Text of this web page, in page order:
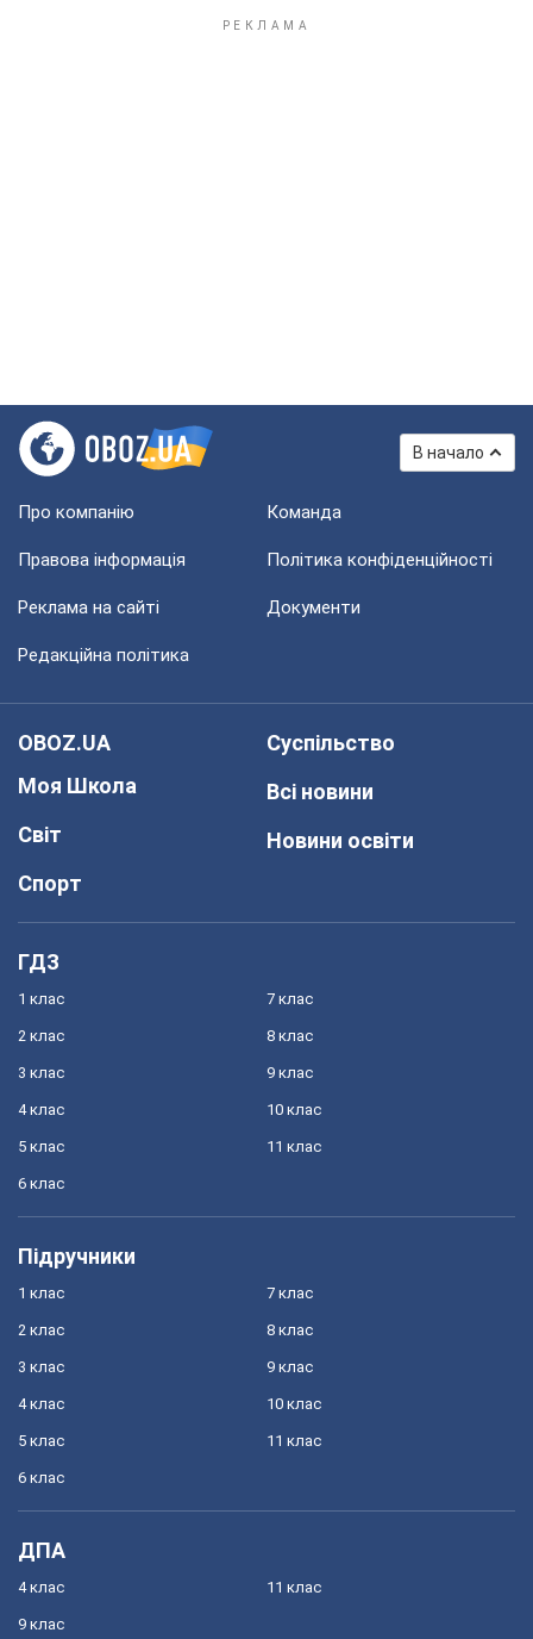
В начало
Про компанію Команда
Правова інформація Політика конфіденційності
Реклама на сайті Документи
Редакційна політика
OBOZ.UA
Моя Школа
Світ
Спорт
Суспільство
Всі новини
Новини освіти
ГДЗ
1 клас
2 клас
3 клас
4 клас
5 клас
6 клас
7 клас
8 клас
9 клас
10 клас
11 клас
Підручники
1 клас
2 клас
3 клас
4 клас
5 клас
6 клас
7 клас
8 клас
9 клас
10 клас
11 клас
ДПА
4 клас
9 клас
11 клас